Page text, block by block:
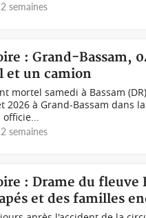
semaines
: Grand-Bassam,
et un camion
mortel samedi à Bassam
2026 à Grand-Bassam dans
officie...
semaines
: Drame du fleuve
et des familles